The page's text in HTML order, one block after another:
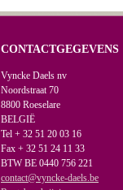
CONTACTGEGEVENS
Vyncke Daels nv
Noordstraat 70
8800 Roeselare
BELGIË
Tel + 32 51 20 03 16
Fax + 32 51 24 11 33
BTW BE 0440 756 221
contact@vyncke-daels.be